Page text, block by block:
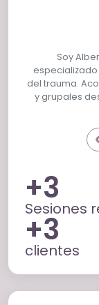
Soy
del trauma.
y grupales
+3
Sesiones
+3
clientes